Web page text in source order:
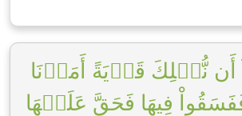
أَن نُّهۡلِكَ قَرۡيَةً أَمَرۡنَا
فِيهَا فَحَقَّ عَلَيۡهَا